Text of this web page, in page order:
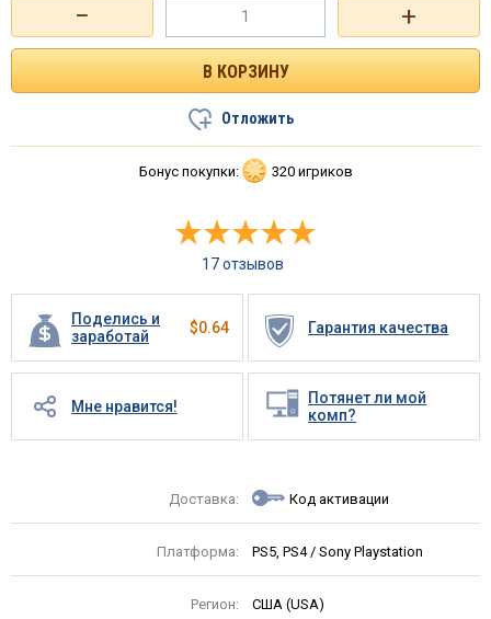
+
−
Отложить
Бонус покупки: 320 игриков
17 отзывов
Поделись и
заработай
$0.64 Гарантия качества
Мне нравится!
Потянет ли мой
комп?
Доставка: Код активации
Платформа: PS5, PS4 / Sony Playstation
Регион: США (USA)